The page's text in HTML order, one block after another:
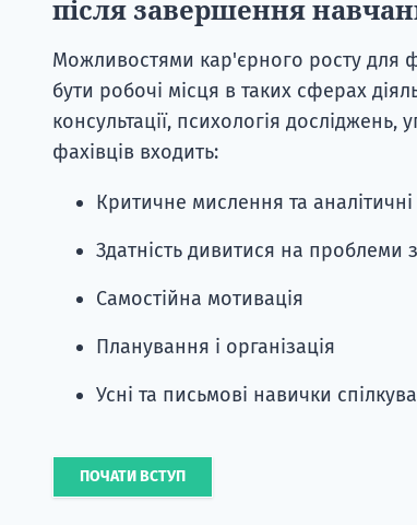
після завершення
Можливостями кар'єрного росту для
бути робочі місця в таких сферах
консультації, психологія
фахівців входить:
Критичне мислення та
Здатність дивитися на проблеми
Самостійна мотивація
Планування і організація
Усні та письмові навички
ПОЧАТИ ВСТУП